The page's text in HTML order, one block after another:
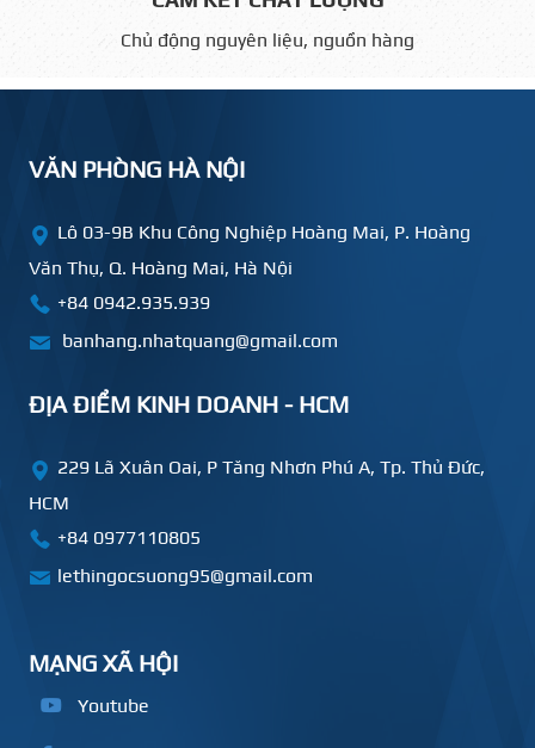
Chủ động nguyên liệu, nguồn hàng
VĂN PHÒNG HÀ NỘI
Lô 03-9B Khu Công Nghiệp Hoàng Mai, P. Hoàng
Văn Thụ, Q. Hoàng Mai, Hà Nội
+84 0942.935.939
banhang.nhatquang@gmail.com
ĐỊA ĐIỂM KINH DOANH - HCM
229 Lã Xuân Oai, P Tăng Nhơn Phú A, Tp. Thủ Đức,
HCM
+84 0977110805
lethingocsuong95@gmail.com
MẠNG XÃ HỘI
Youtube